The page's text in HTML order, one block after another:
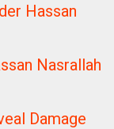
Hassan
Nasrallah
Damage